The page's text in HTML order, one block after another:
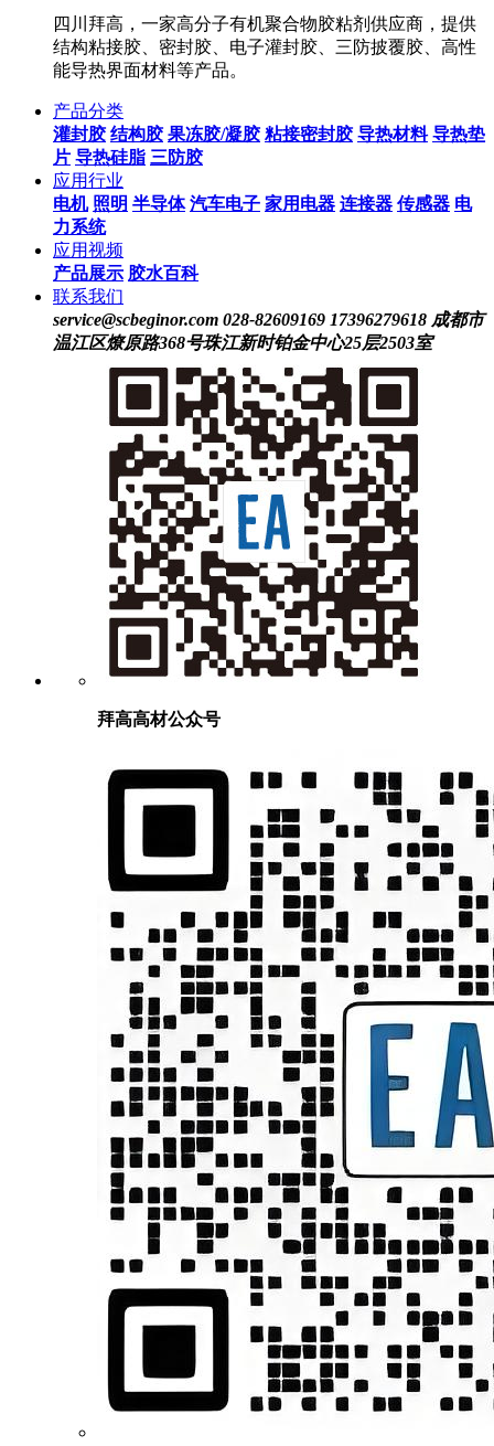
四川拜高，一家高分子有机聚合物胶粘剂供应商，提供
结构粘接胶、密封胶、电子灌封胶、三防披覆胶、高性
能导热界面材料等产品。
产品分类
灌封胶 结构胶 果冻胶/凝胶 粘接密封胶 导热材料 导热垫
片 导热硅脂 三防胶
应用行业
电机 照明 半导体 汽车电子 家用电器 连接器 传感器 电
力系统
应用视频
产品展示 胶水百科
联系我们
service@scbeginor.com 028-82609169 17396279618 成都市
温江区燎原路368号珠江新时铂金中心25层2503室
拜高高材公众号